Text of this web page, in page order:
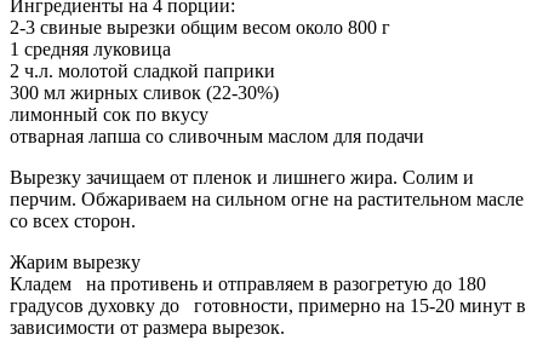
Ингредиенты на 4 порции:
2-3 свиные вырезки общим весом около 800 г
1 средняя луковица
2 ч.л. молотой сладкой паприки
300 мл жирных сливок (22-30%)
лимонный сок по вкусу
отварная лапша со сливочным маслом для подачи
Вырезку зачищаем от пленок и лишнего жира. Солим и
перчим. Обжариваем на сильном огне на растительном масле
со всех сторон.
Жарим вырезку
Кладем на противень и отправляем в разогретую до 180
градусов духовку до готовности, примерно на 15-20 минут в
зависимости от размера вырезок.